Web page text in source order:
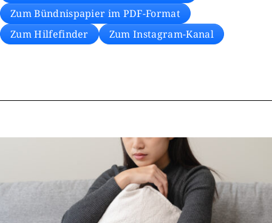
Zum Bündnispapier im PDF-Format
Zum Hilfefinder
Zum Instagram-Kanal